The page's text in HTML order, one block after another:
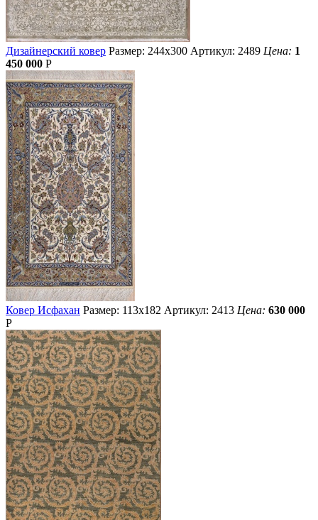
Дизайнерский ковер Размер: 244х300 Артикул: 2489 Цена: 1
450 000 Р
Ковер Исфахан Размер: 113х182 Артикул: 2413 Цена: 630 000
Р